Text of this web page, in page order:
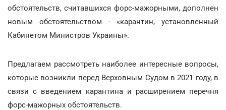
обстоятельств, считавшихся форс-мажорными, дополнен
новым обстоятельством - «карантин, установленный
Кабинетом Министров Украины».
Предлагаем рассмотреть наиболее интересные вопросы,
которые возникли перед Верховным Судом в 2021 году, в
связи с введением карантина и расширением перечня
форс-мажорных обстоятельств.